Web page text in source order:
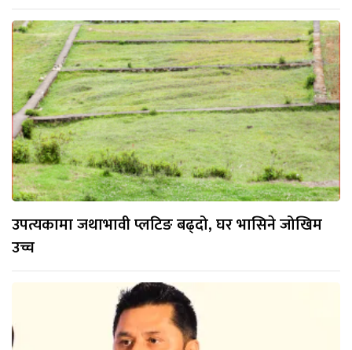
उपत्यकामा जथाभावी प्लटिङ बढ्दो, घर भासिने जोखिम
उच्च